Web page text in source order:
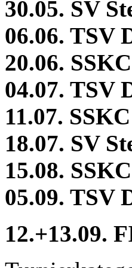
30.05. SV
06.06. TSV
20.06.
04.07. TSV
11.07.
18.07. SV
15.08.
05.09. TSV
12.+13.09.